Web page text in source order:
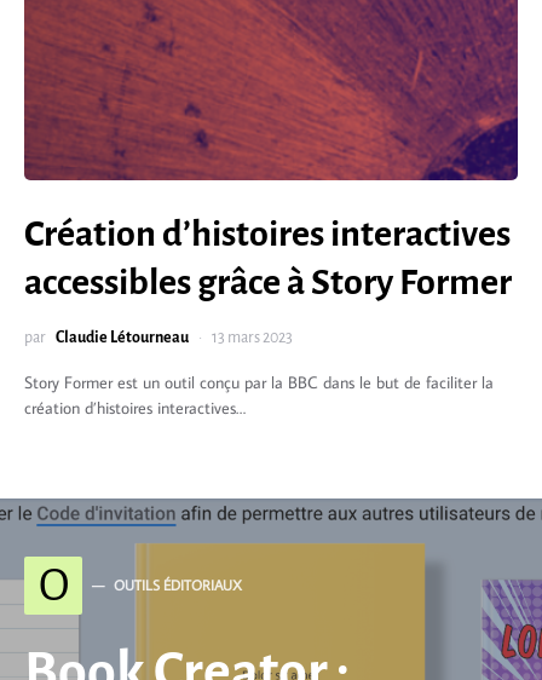
Création d’histoires interactives
accessibles grâce à Story Former
par Claudie Létourneau 13 mars 2023
Story Former est un outil conçu par la BBC dans le but de faciliter la
création d’histoires interactives…
O OUTILS ÉDITORIAUX